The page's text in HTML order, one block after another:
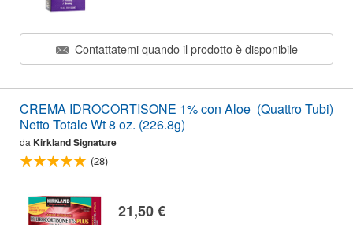
Contattatemi quando il prodotto è disponibile
CREMA IDROCORTISONE 1% con Aloe (Quattro Tubi)
Netto Totale Wt 8 oz. (226.8g)
da Kirkland Signature
(28)
21,50 €